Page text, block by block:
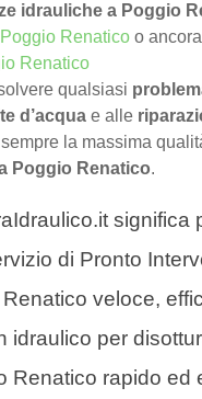
idrauliche a Poggio
Renatico o
Renatico
qualsiasi
d’acqua e alle
la massima
Poggio Renatico.
significa
di Pronto
veloce,
idraulico per
Renatico rapido ed